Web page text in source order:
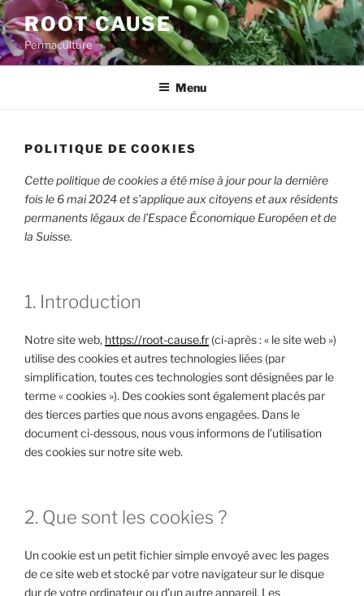
Aller
au
contenu
principal
ROOT CAUSE
Permaculture
Menu
POLITIQUE DE COOKIES
Cette politique de cookies a été mise à jour pour la dernière
fois le 6 mai 2024 et s’applique aux citoyens et aux résidents
permanents légaux de l’Espace Économique Européen et de
la Suisse.
1. Introduction
Notre site web, https://root-cause.fr (ci-après : « le site web »)
utilise des cookies et autres technologies liées (par
simplification, toutes ces technologies sont désignées par le
terme « cookies »). Des cookies sont également placés par
des tierces parties que nous avons engagées. Dans le
document ci-dessous, nous vous informons de l’utilisation
des cookies sur notre site web.
2. Que sont les cookies ?
Un cookie est un petit fichier simple envoyé avec les pages
de ce site web et stocké par votre navigateur sur le disque
dur de votre ordinateur ou d’un autre appareil. Les